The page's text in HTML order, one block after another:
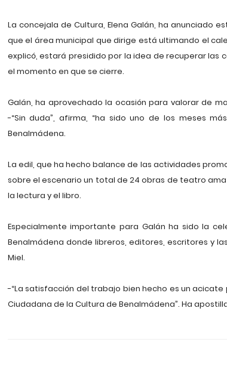
La concejala de Cultura, Elena Galán, ha anunciado
que el área municipal que dirige está ultimando el
explicó, estará presidido por la idea de recuperar
el momento en que se cierre.
Galán, ha aprovechado la ocasión para valorar de
-“Sin duda”, afirma, “ha sido uno de los meses
Benalmádena.
La edil, que ha hecho balance de las actividades
sobre el escenario un total de 24 obras de teatro
la lectura y el libro.
Especialmente importante para Galán ha sido la
Benalmádena donde libreros, editores, escritores y
Miel.
-“La satisfacción del trabajo bien hecho es un
Ciudadana de la Cultura de Benalmádena”. Ha